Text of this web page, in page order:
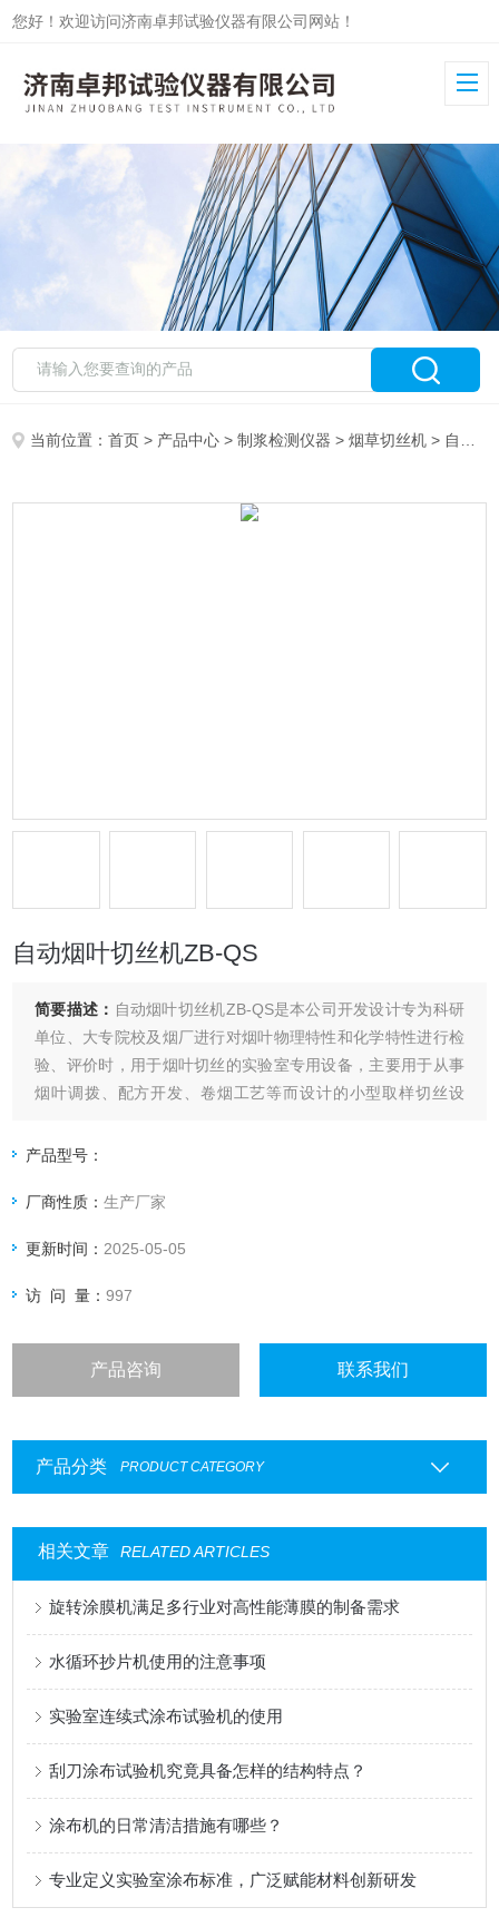
您好！欢迎访问济南卓邦试验仪器有限公司网站！
当前位置：首页 > 产品中心 >制浆检测仪器 >烟草切丝机 > 自动烟叶切丝机ZB-QS
自动烟叶切丝机ZB-QS
简要描述： 自动烟叶切丝机ZB-QS是本公司开发设计专为科研
单位、大专院校及烟厂进行对烟叶物理特性和化学特性进行检
验、评价时，用于烟叶切丝的实验室专用设备，主要用于从事
烟叶调拨、配方开发、卷烟工艺等而设计的小型取样切丝设
小、产量高、操作方便、切丝均匀使用安全性高等特点。
产品型号：
厂商性质：生产厂家
更新时间： 2025-05-05
访 问 量：997
产品咨询 联系我们
产品分类 PRODUCT CATEGORY
相关文章 RELATED ARTICLES
旋转涂膜机满足多行业对高性能薄膜的制备需求
水循环抄片机使用的注意事项
实验室连续式涂布试验机的使用
刮刀涂布试验机究竟具备怎样的结构特点？
涂布机的日常清洁措施有哪些？
专业定义实验室涂布标准，广泛赋能材料创新研发